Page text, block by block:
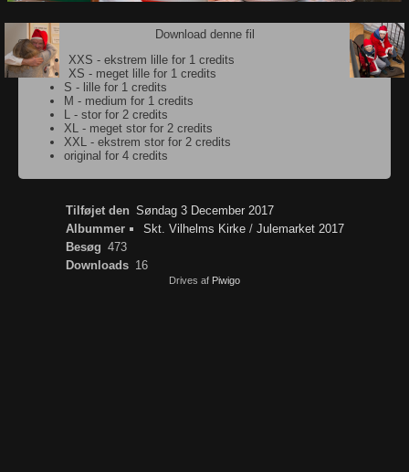
Download denne fil
XXS - ekstrem lille for 1 credits
XS - meget lille for 1 credits
S - lille for 1 credits
M - medium for 1 credits
L - stor for 2 credits
XL - meget stor for 2 credits
XXL - ekstrem stor for 2 credits
original for 4 credits
Tilføjet den Søndag 3 December 2017
Albummer
Skt. Vilhelms Kirke/ Julemarket 2017
Besøg 473
Downloads 16
Drives af Piwigo